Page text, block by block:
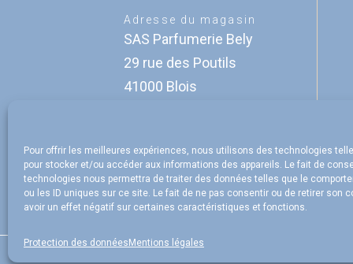
Pour offrir les meilleures expériences, nous utilisons des technologies
pour stocker et/ou accéder aux informations des appareils. Le fait de
technologies nous permettra de traiter des données telles que le
ou les ID uniques sur ce site. Le fait de ne pas consentir ou de retirer son
avoir un effet négatif sur certaines caractéristiques et fonctions.
Protection des données Mentions légales
Adresse du magasin
SAS Parfumerie Bely
29 rue des Poutils
41000 Blois